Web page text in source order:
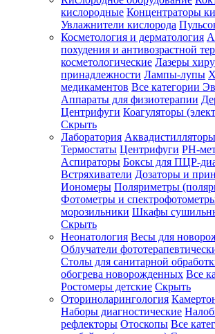
Зарегистрироваться
Зачем
регистрироваться?
Все
покупки
одном
месте
Личный
менеджер
Отслеживание
статуса
заказа
кислородные Концентраторы
Увлажнители кислорода
Косметология и дерматология
похудения и антивозрастной
косметологические Лазеры
принадлежности Лампы-лупы
медикаментов Все категории
Аппараты для физиотерапии
Центрифуги Коагуляторы
Скрыть
Лаборатория Аквадистилляторы
Термостаты Центрифуги PH-
Аспираторы Боксы для ПЦР-
Встряхиватели Дозаторы и
Иономеры Поляриметры
Фотометры и
морозильники Шкафы
Скрыть
Неонатология Весы для
Облучатели
Столы для санитарной
обогрева новорожденных Все
Ростомеры детские Скрыть
Оториноларингология
Наборы диагностические
рефлекторы Отоскопы Все